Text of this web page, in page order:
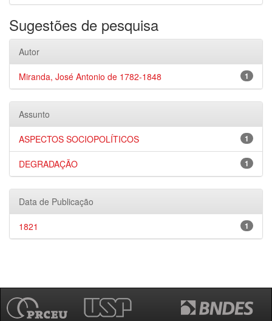
Sugestões de pesquisa
Autor
1
Miranda, José Antonio de 1782-1848
Assunto
1
ASPECTOS SOCIOPOLÍTICOS
1
DEGRADAÇÃO
Data de Publicação
1
1821